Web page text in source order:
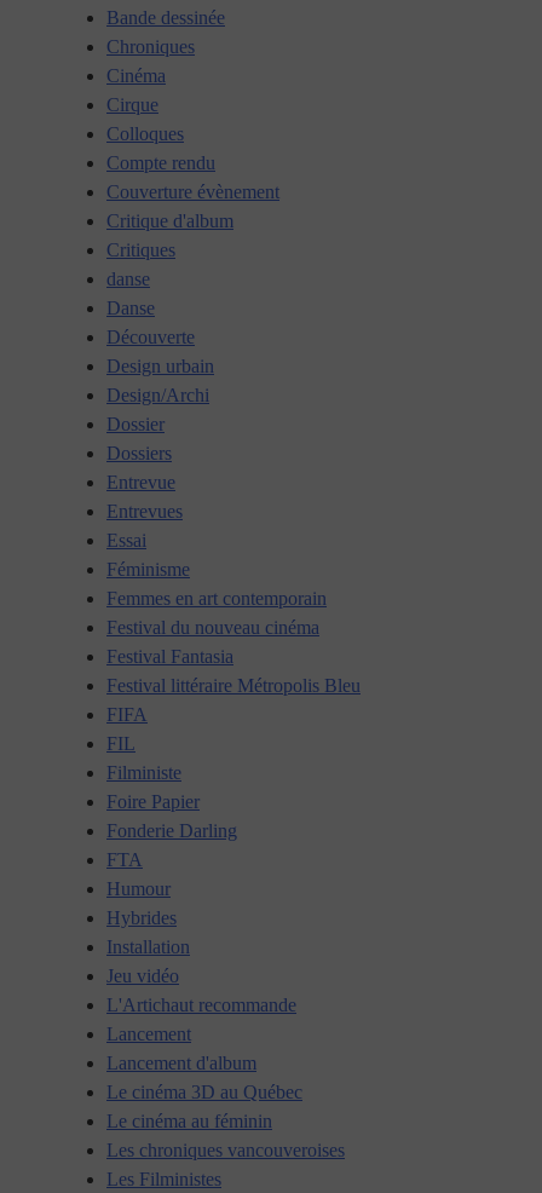
Bande dessinée
Chroniques
Cinéma
Cirque
Colloques
Compte rendu
Couverture évènement
Critique d'album
Critiques
danse
Danse
Découverte
Design urbain
Design/Archi
Dossier
Dossiers
Entrevue
Entrevues
Essai
Féminisme
Femmes en art contemporain
Festival du nouveau cinéma
Festival Fantasia
Festival littéraire Métropolis Bleu
FIFA
FIL
Filministe
Foire Papier
Fonderie Darling
FTA
Humour
Hybrides
Installation
Jeu vidéo
L'Artichaut recommande
Lancement
Lancement d'album
Le cinéma 3D au Québec
Le cinéma au féminin
Les chroniques vancouveroises
Les Filministes